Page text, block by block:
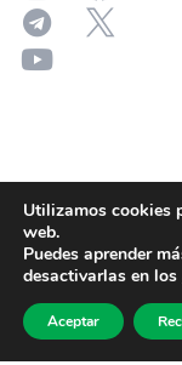
Utilizamos cookies
web.
Puedes aprender
desactivarlas en los
Aceptar